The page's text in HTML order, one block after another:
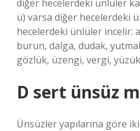
diğer hecelerdeki ünlüler
ü) varsa diğer hecelerdeki
hecelerdeki ünlüler incelir:
burun, dalga, dudak,
gözlük, üzengi, vergi,
D sert ünsüz
Ünsüzler yapılarına göre